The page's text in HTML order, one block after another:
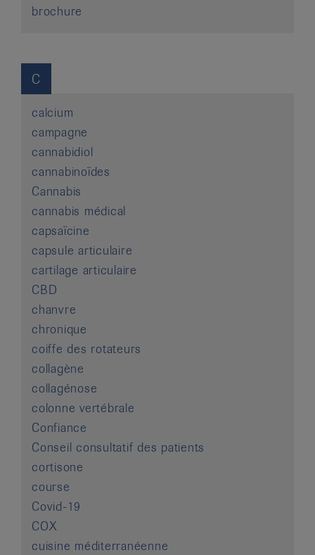
brochure
C
calcium
campagne
cannabidiol
cannabinoïdes
Cannabis
cannabis médical
capsaïcine
capsule articulaire
cartilage articulaire
CBD
chanvre
chronique
coiffe des rotateurs
collagène
collagénose
colonne vertébrale
Confiance
Conseil consultatif des patients
cortisone
course
Covid-19
COX
cuisine méditerranéenne